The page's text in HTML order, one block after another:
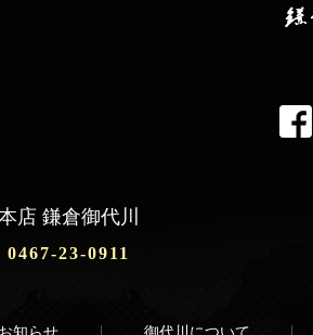
店 鎌倉御代川
0467-23-0911